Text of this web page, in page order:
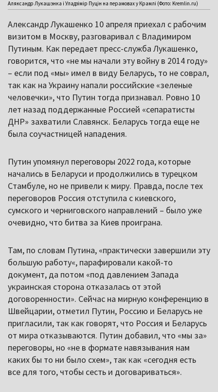
Аляксандр Лукашэнка і Уладзімір Пуцін на перамовах у Крамлі (Фото: Kremlin.ru)
Александр Лукашенко 10 апреля приехал с рабочим
визитом в Москву, разговаривал с Владимиром
Путиным. Как передает пресс-служба Лукашенко,
говорится, что «не мы начали эту войну в 2014 году»
– если под «мы» имел в виду Беларусь, то не соврал,
так как на Украину напали российские «зеленые
человечки», что Путин тогда признавал. Ровно 10
лет назад поддержанные Россией «сепаратисты
ДНР» захватили Славянск. Беларусь тогда еще не
была соучастницей нападения.
Путин упомянул переговоры 2022 года, которые
начались в Беларуси и продолжились в турецком
Стамбуле, но не привели к миру. Правда, после тех
переговоров Россия отступила с киевского,
cумского и черниговского направлений – было уже
очевидно, что битва за Киев проиграна.
Там, по словам Путина, «практически завершили эту
большую работу«, парафировали какой-то
документ, да потом «под давлением Запада
украинская сторона отказалась от этой
договоренности». Сейчас на мирную конференцию в
Швейцарии, отметил Путин, Россию и Беларусь не
пригласили, так как говорят, что Россия и Беларусь
от мира отказываются. Путин добавил, что «мы за»
переговоры, но «не в формате навязывания нам
каких бы то ни было схем», так как «сегодня есть
все для того, чтобы сесть и договариваться».